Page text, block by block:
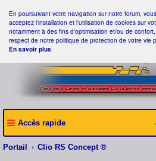
En poursuivant votre navigation sur notre forum, vous
acceptez l'installation et l'utilisation de cookies sur
notamment à des fins d'optimisation et/ou de
respect de notre politique de protection de votre vie
En savoir plus
Accès rapide
Portail Clio RS Concept ®